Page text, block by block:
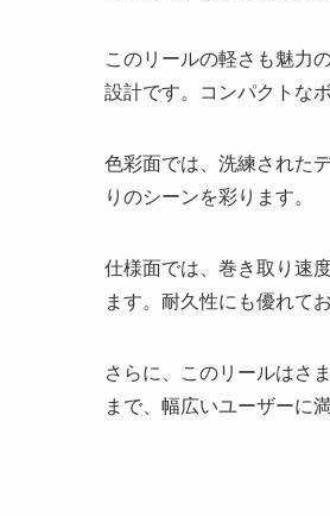
このリールの軽さも魅力
設計です。コンパクトな
色彩面では、洗練された
りのシーンを彩ります。
仕様面では、巻き取り速
ます。耐久性にも優れて
さらに、このリールはさ
まで、幅広いユーザーに